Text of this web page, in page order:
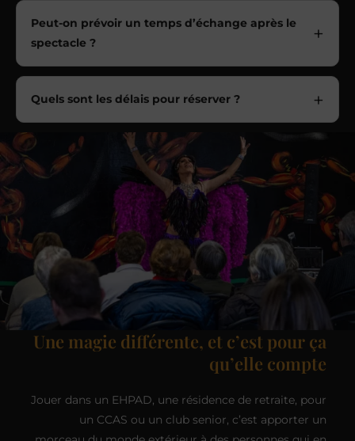
Peut-on prévoir un temps d’échange après le
spectacle ?
Quels sont les délais pour réserver ?
Une magie différente, et c’est pour ça
qu’elle compte
Jouer dans un EHPAD, une résidence de retraite, pour
un CCAS ou un club senior, c’est apporter un